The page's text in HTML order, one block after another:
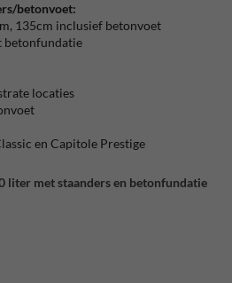
betonvoet:
135cm inclusief betonvoet
betonfundatie
locaties
en Capitole Prestige
liter met staanders en betonfundatie